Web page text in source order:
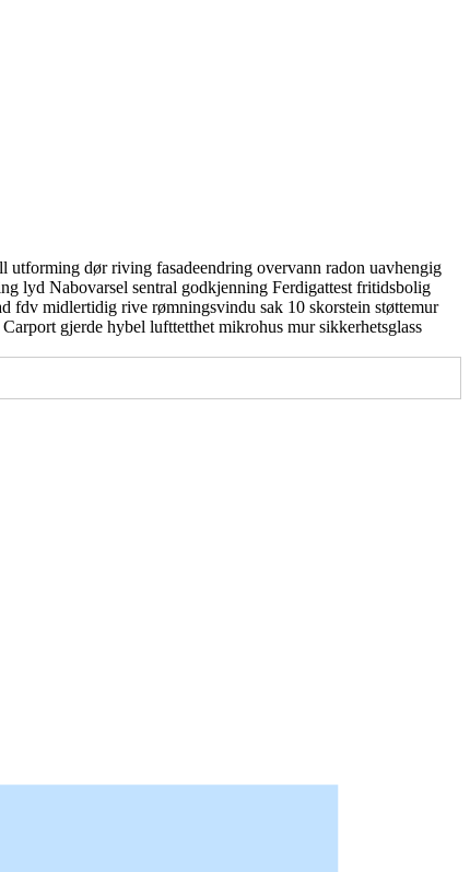
utforming dørriving fasadeendring overvann radon uavhengig
lyd Nabovarsel sentral godkjenning Ferdigattest fritidsbolig
fdv midlertidig rive rømningsvindu sak 10 skorstein støttemur
Carport gjerde hybel lufttetthet mikrohus mursikkerhetsglass